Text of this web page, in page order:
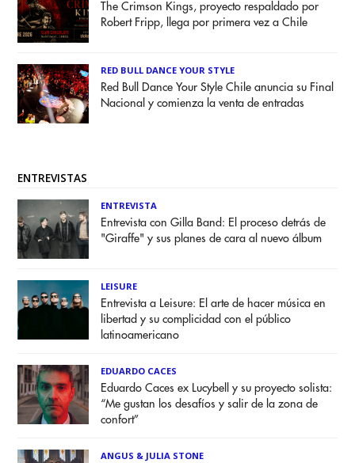
The Crimson Kings, proyecto respaldado por
Robert Fripp, llega por primera vez a Chile
RED BULL DANCE YOUR STYLE
Red Bull Dance Your Style Chile anuncia su Final
Nacional y comienza la venta de entradas
ENTREVISTAS
ENTREVISTA
Entrevista con Gilla Band: El proceso detrás de
"Giraffe" y sus planes de cara al nuevo álbum
LEISURE
Entrevista a Leisure: El arte de hacer música en
libertad y su complicidad con el público
latinoamericano
EDUARDO CACES
Eduardo Caces ex Lucybell y su proyecto solista:
“Me gustan los desafíos y salir de la zona de
confort”
ANGUS & JULIA STONE